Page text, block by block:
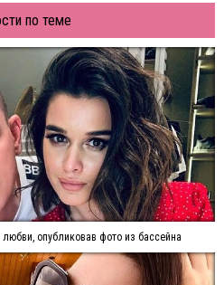
по теме
опубликовав фото из бассейна